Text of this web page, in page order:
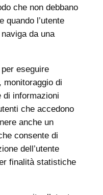
che non debbano
quando l’utente
da una
eseguire
monitoraggio di
di informazioni
che accedono
anche un
consente di
dell’utente
finalità statistiche